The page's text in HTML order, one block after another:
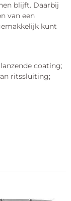
blijft. Daarbij
van een
kunt
coating;
ritssluiting;